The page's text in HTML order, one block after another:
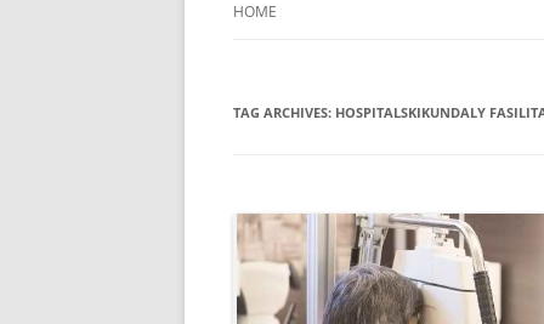
HOME
TAG ARCHIVES: HOSPITALSKIKUNDALY